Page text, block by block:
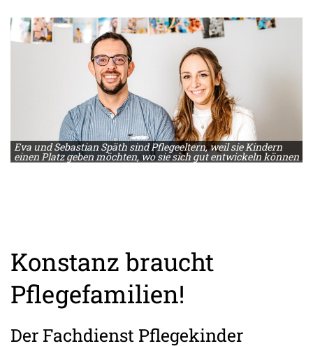
Eva und Sebastian Späth sind Pflegeeltern, weil sie Kindern
einen Platz geben möchten, wo sie sich gut entwickeln können
Konstanz braucht
Pflegefamilien!
Der Fachdienst Pflegekinder